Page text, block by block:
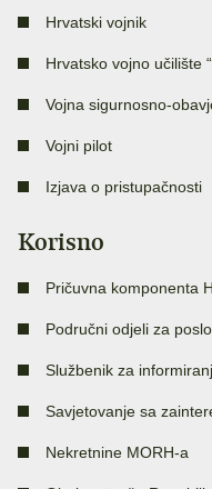
Hrvatski vojnik
Hrvatsko vojno učilište
Vojna sigurnosno-
Vojni pilot
Izjava o pristupačnosti
Korisno
Pričuvna komponenta
Područni odjeli za
Službenik za
Savjetovanje sa
Nekretnine MORH-a